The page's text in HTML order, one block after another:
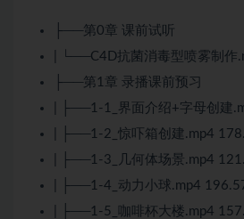
├──第0章 课前试听
| └──C4D抗菌消毒型喷雾制作
├──第1章 录播课前预习
| ├──1-1_界面介绍+字母创建
| ├──1-2_惊吓箱创建.mp4
| ├──1-3_几何体场景.mp4
| ├──1-4_动力小球.mp4
| ├──1-5_咖啡杯大楼.mp4